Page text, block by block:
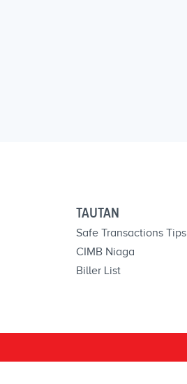
TAUTAN
Safe Transactions Tips
CIMB Niaga
Biller List